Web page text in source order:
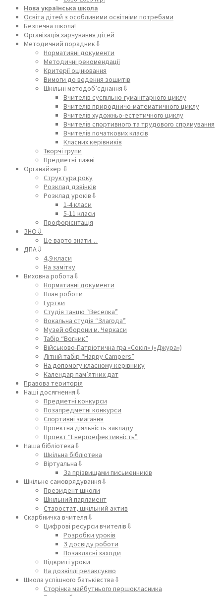
Нова українська школа
Освіта дітей з особливими освітніми потребами
Безпечна школа!
Організація харчування дітей
Методичний порадник⇩
Нормативні документи
Методичні рекомендації
Критерії оцінювання
Вимоги до ведення зошитів
Шкільні методоб’єднання⇩
Вчителів суспільно-гуманітарного циклу
Вчителів природничо-математичного циклу
Вчителів художньо-естетичного циклу
Вчителів спортивного та трудового спрямування
Вчителів початкових класів
Класних керівників
Творчі групи
Предметні тижні
Органайзер ⇩
Структура року
Розклад дзвінків
Розклад уроків⇩
1-4 класи
5-11 класи
Профорієнтація
ЗНО⇩
Це варто знати…
ДПА⇩
4,9 класи
На замітку
Виховна робота⇩
Нормативні документи
План роботи
Гуртки
Студія танцю “Веселка”
Вокальна студія “Злагода”
Музей оборони м. Черкаси
Табір “Вогник”
Військово-Патріотична гра «Сокіл» («Джура»)
Літній табір “Happy Campers”
На допомогу класному керівнику
Календар пам’ятних дат
Правова територія
Наші досягнення⇩
Предметні конкурси
Позапредметні конкурси
Спортивні змагання
Проектна діяльність закладу
Проект “Енергоефективність”
Наша бібліотека⇩
Шкільна бібліотека
Віртуальна⇩
За прізвищами письменників
Шкільне самоврядування⇩
Президент школи
Шкільний парламент
Старостат, шкільний актив
Скарбничка вчителя⇩
Цифрові ресурси вчителів⇩
Розробки уроків
З досвіду роботи
Позакласні заходи
Відкриті уроки
На дозвіллі релаксуємо
Школа успішного батьківства⇩
Сторінка майбутнього першокласника